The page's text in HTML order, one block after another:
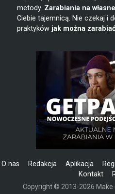
metody. Zarabiania na
Ciebie tajemnicą. Nie czekaj i
praktyków jak można
O nas Redakcja Aplikacja
Kontakt
Copyright © 2013-2026